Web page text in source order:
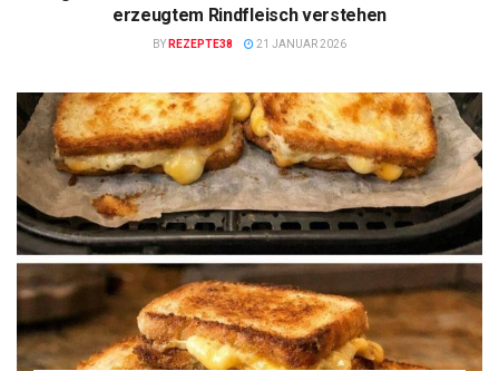
erzeugtem Rindfleisch verstehen
BY REZEPTE38 21 JANUAR 2026